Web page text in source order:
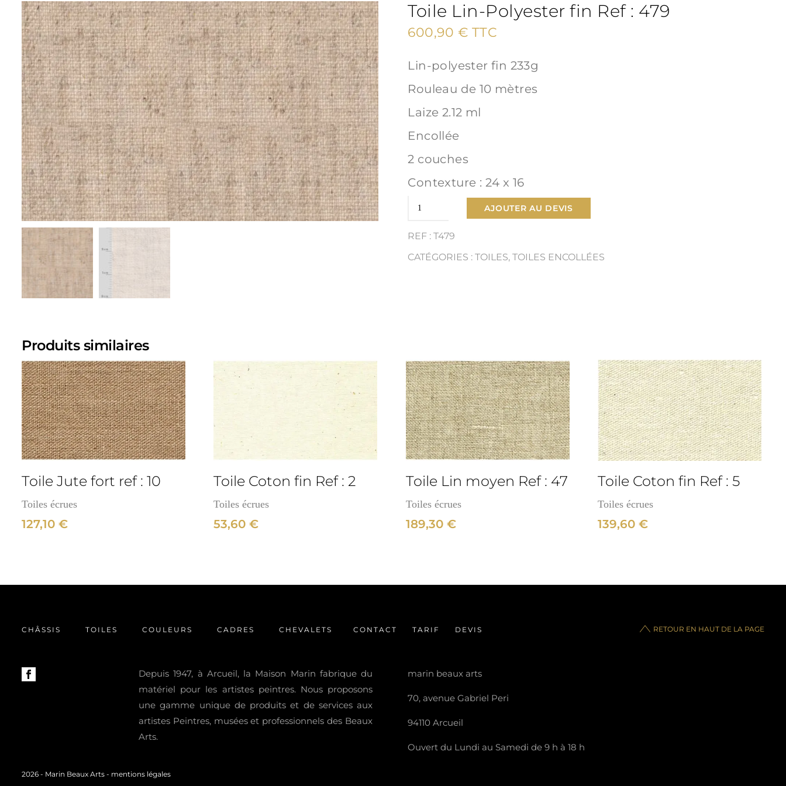
Toile Lin-Polyester fin Ref : 479
600,90 € TTC
Lin-polyester fin 233g
Rouleau de 10 mètres
Laize 2.12 ml
Encollée
2 couches
Contexture : 24 x 16
quantité
de
Toile
:
479
AJOUTER AU DEVIS
REF : T479
CATÉGORIES :TOILES,TOILES ENCOLLÉES
Produits similaires
Toile Jute fort ref : 10
Toiles écrues
127,10 €
3cm
Toile Coton fin Ref : 2
Toiles écrues
53,60€
Toile Lin moyen Ref : 47
Toiles écrues
189,30 €
3cm
Toile Coton fin Ref : 5
Toiles écrues
139,60 €
CHÂSSIS TOILES COULEURS CADRES CHEVALETS CONTACT TARIF DEVIS RETOUR EN HAUT DE LA PAGE
Depuis 1947, à Arcueil, la Maison Marin fabrique du
matériel pour les artistes peintres. Nous proposons
une gamme unique de produits et de services aux
artistes Peintres, musées et professionnels des Beaux
Arts.
marin beaux arts
70, avenue Gabriel Peri
94110 Arcueil
Ouvert du Lundi au Samedi de 9 h à 18 h
2026 - Marin Beaux Arts - mentions légales